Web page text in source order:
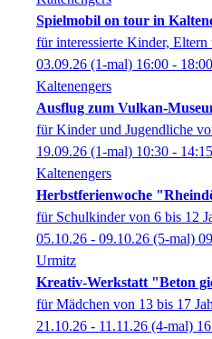
Spielmobil on tour in
für interessierte Kinder, Eltern
03.09.26 (1-mal) 16:00 - 18:00
Kaltenengers
Ausflug zum Vulkan-
für Kinder und Jugendliche
19.09.26 (1-mal) 10:30 - 14:15
Kaltenengers
Herbstferienwoche
für Schulkinder von 6 bis 12
05.10.26 - 09.10.26 (5-mal)
Urmitz
Kreativ-Werkstatt "Beton
für Mädchen von 13 bis 17
21.10.26 - 11.11.26 (4-mal)